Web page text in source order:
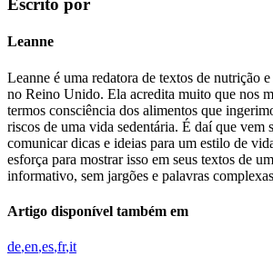
Escrito por
Leanne
Leanne é uma redatora de textos de nutrição
no Reino Unido. Ela acredita muito que nos
termos consciência dos alimentos que
riscos de uma vida sedentária. É daí que vem
comunicar dicas e ideias para um estilo de
esforça para mostrar isso em seus textos de
informativo, sem jargões e palavras
Artigo disponível também em
de en es fr it